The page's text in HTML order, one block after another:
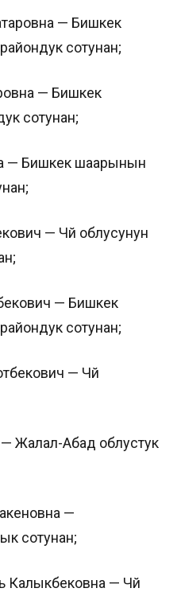
— Бишкек
сотунан;
— Бишкек
сотунан;
— Бишкек шаарынын
— Чүй облусунун
— Бишкек
сотунан;
— Чүй
Жалал-Абад облустук
—
сотунан;
Калыкбековна — Чүй